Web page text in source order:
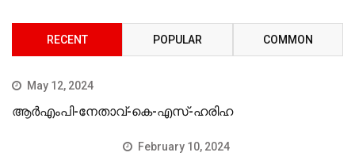
RECENT POPULAR COMMON
May 12, 2024
ആർഎംപി-നേതാവ്-കെ-എസ്-ഹരിഹ
February 10, 2024